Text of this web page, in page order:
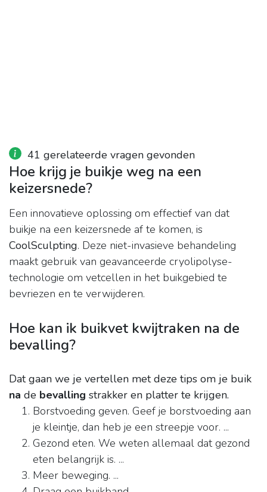
41 gerelateerde vragen gevonden
Hoe krijg je buikje weg na een
keizersnede?
Een innovatieve oplossing om effectief van dat
buikje na een keizersnede af te komen, is
CoolSculpting. Deze niet-invasieve behandeling
maakt gebruik van geavanceerde cryolipolyse-
technologie om vetcellen in het buikgebied te
bevriezen en te verwijderen.
Hoe kan ik buikvet kwijtraken na de
bevalling?
Dat gaan we je vertellen met deze tips om je buik
na de bevalling strakker en platter te krijgen.
Borstvoeding geven. Geef je borstvoeding aan
je kleintje, dan heb je een streepje voor. ...
Gezond eten. We weten allemaal dat gezond
eten belangrijk is. ...
Meer beweging. ...